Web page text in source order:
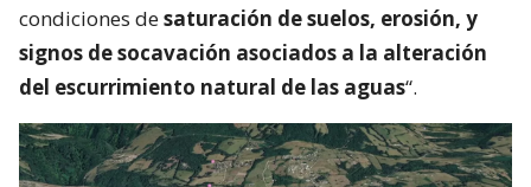
condiciones desaturación de suelos, erosión, y
signos de socavación asociados a la alteración
del escurrimiento natural de las aguas“.